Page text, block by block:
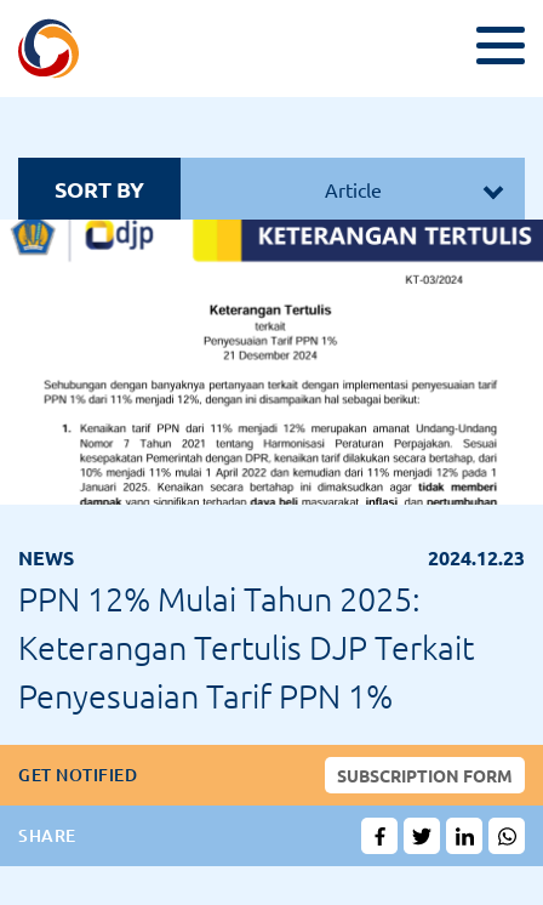
SORT BY Article
NEWS 2024.12.23
PPN 12% Mulai Tahun 2025:
Keterangan Tertulis DJP Terkait
Penyesuaian Tarif PPN 1%
GET NOTIFIED SUBSCRIPTION FORM
SHARE